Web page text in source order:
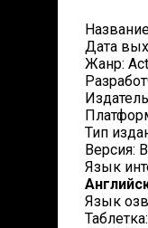
Дата
Жанр:
Тип
Версия:
Язык
Язык
Таблетка: